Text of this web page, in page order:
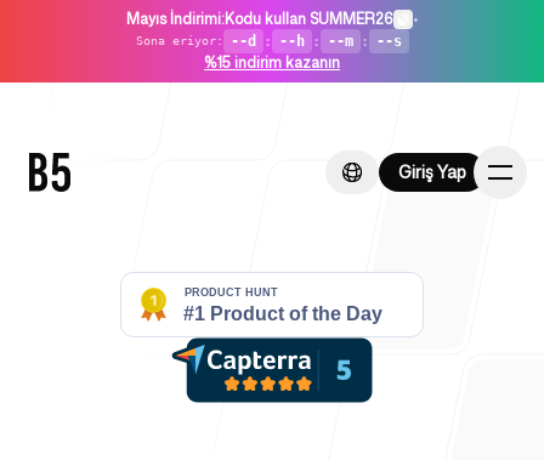
Mayıs İndirimi:Kodu kullan SUMMER26 •
Sona eriyor: --d : --h : --m : --s
%15 indirim kazanın
Giriş Yap
Giriş Yap
Ana Sayfa